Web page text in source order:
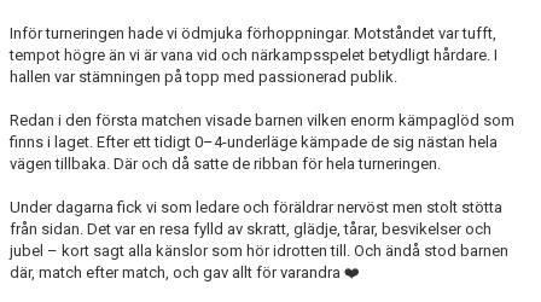
Inför turneringen hade vi ödmjuka förhoppningar. Motståndet var tufft,
tempot högre än vi är vana vid och närkampsspelet betydligt hårdare. I
hallen var stämningen på topp med passionerad publik.
Redan i den första matchen visade barnen vilken enorm kämpaglöd som
finns i laget. Efter ett tidigt 0–4-underläge kämpade de sig nästan hela
vägen tillbaka. Där och då satte de ribban för hela turneringen.
Under dagarna fick vi som ledare och föräldrar nervöst men stolt stötta
från sidan. Det var en resa fylld av skratt, glädje, tårar, besvikelser och
jubel – kort sagt alla känslor som hör idrotten till. Och ändå stod barnen
där, match efter match, och gav allt för varandra ❤️